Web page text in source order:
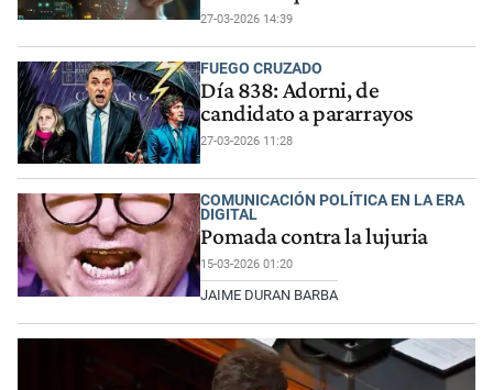
27-03-2026 14:39
FUEGO CRUZADO
Día 838: Adorni, de
candidato a pararrayos
27-03-2026 11:28
COMUNICACIÓN POLÍTICA EN LA ERA
DIGITAL
Pomada contra la lujuria
15-03-2026 01:20
JAIME DURAN BARBA